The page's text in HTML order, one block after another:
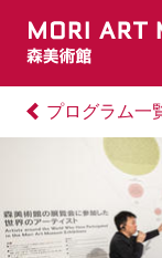
プログラム一